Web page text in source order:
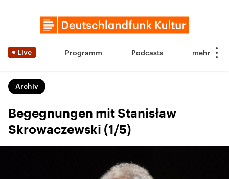
Live Programm Podcasts
Archiv
Begegnungen mit Stanisław
Skrowaczewski (1/5)